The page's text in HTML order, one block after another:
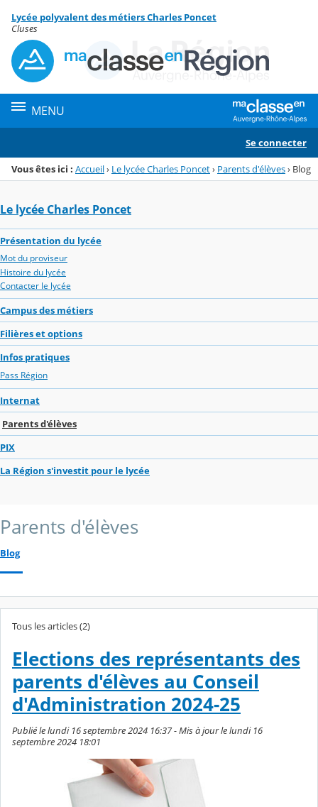
Menu de la rubrique
Contenu
Lycée polyvalent des métiers Charles Poncet
Cluses
MENU
Se connecter
Vous êtes ici : Accueil› Le lycée Charles Poncet› Parents d'élèves› Blog
Le lycée Charles Poncet
Présentation du lycée
Mot du proviseur
Histoire du lycée
Contacter le lycée
Campus des métiers
Filières et options
Infos pratiques
Pass Région
Internat
Parents d'élèves
PIX
La Région s'investit pour le lycée
Parents d'élèves
Blog
Tous les articles (2)
Elections des représentants des
parents d'élèves au Conseil
d'Administration 2024-25
Publié le lundi 16 septembre 2024 16:37 - Mis à jour le lundi 16
septembre 2024 18:01